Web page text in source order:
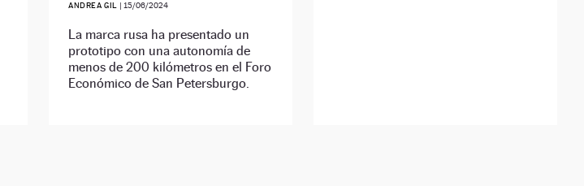
ANDREA GIL | 15/06/2024
La marca rusa ha presentado un
prototipo con una autonomía de
menos de 200 kilómetros en el Foro
Económico de San Petersburgo.